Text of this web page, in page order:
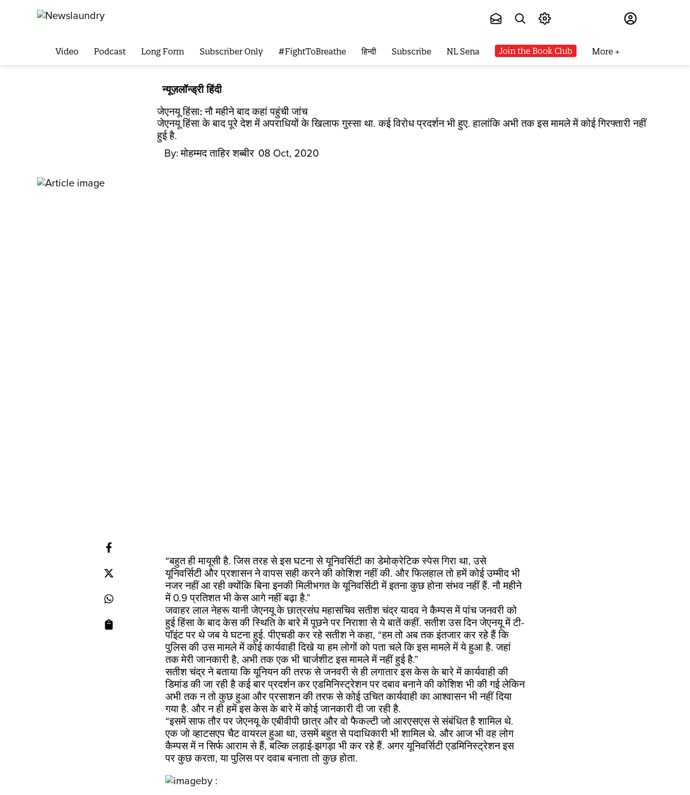
Video Podcast Long Form Subscriber Only #FightToBreathe हिन्दी Subscribe NL Sena Join the Book Club More
न्यूज़लॉन्ड्री हिंदी
जेएनयू हिंसा: नौ महीने बाद कहां पहुंची जांच
जेएनयू हिंसा के बाद पूरे देश में अपराधियों के खिलाफ गुस्सा था. कई विरोध प्रदर्शन भी हुए. हालांकि अभी तक इस मामले में कोई गिरफ्तारी नहीं
हुई है.
By: मोहम्मद ताहिर शब्बीर 08 Oct, 2020
“बहुत ही मायूसी है. जिस तरह से इस घटना से यूनिवर्सिटी का डेमोक्रेटिक स्पेस गिरा था, उसे
यूनिवर्सिटी और प्रशासन ने वापस सही करने की कोशिश नहीं की. और फिलहाल तो हमें कोई उम्मीद भी
नजर नहीं आ रही क्योंकि बिना इनकी मिलीभगत के यूनिवर्सिटी में इतना कुछ होना संभव नहीं हैं. नौ महीने
में 0.9 प्रतिशत भी केस आगे नहीं बढ़ा है.”
जवाहर लाल नेहरू यानी जेएनयू के छात्रसंघ महासचिव सतीश चंद्र यादव ने कैम्पस में पांच जनवरी को
हुई हिंसा के बाद केस की स्थिति के बारे में पूछने पर निराशा से ये बातें कहीं. सतीश उस दिन जेएनयू में टी-
पॉइंट पर थे जब ये घटना हुई. पीएचडी कर रहे सतीश ने कहा, “हम तो अब तक इंतजार कर रहे हैं कि
पुलिस की उस मामले में कोई कार्यवाही दिखे या हम लोगों को पता चले कि इस मामले में ये हुआ है. जहां
तक मेरी जानकारी है, अभी तक एक भी चार्जशीट इस मामले में नहीं हुई है.”
सतीश चंद्र ने बताया कि यूनियन की तरफ से जनवरी से ही लगातार इस केस के बारे में कार्यवाही की
डिमांड की जा रही है कई बार प्रदर्शन कर एडमिनिस्ट्रेशन पर दबाव बनाने की कोशिश भी की गई लेकिन
अभी तक न तो कुछ हुआ और प्रसाशन की तरफ से कोई उचित कार्यवाही का आश्वासन भी नहीं दिया
गया है. और न ही हमें इस केस के बारे में कोई जानकारी दी जा रही है.
“इसमें साफ तौर पर जेएनयू के एबीवीपी छात्र और वो फैकल्टी जो आरएसएस से संबंधित है शामिल थे.
एक जो व्हाटसएप चैट वायरल हुआ था, उसमें बहुत से पदाधिकारी भी शामिल थे. और आज भी वह लोग
कैम्पस में न सिर्फ आराम से हैं, बल्कि लड़ाई-झगड़ा भी कर रहे हैं. अगर यूनिवर्सिटी एडमिनिस्ट्रेशन इस
पर कुछ करता, या पुलिस पर दवाब बनाता तो कुछ होता.